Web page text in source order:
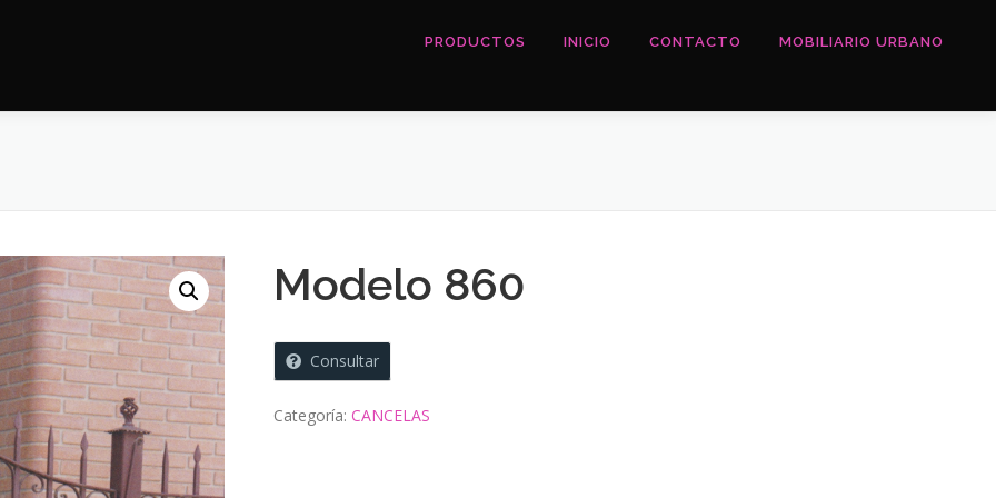
PRODUCTOS INICIO CONTACTO MOBILIARIO URBANO
Modelo 860
Consultar
Categoría:CANCELAS